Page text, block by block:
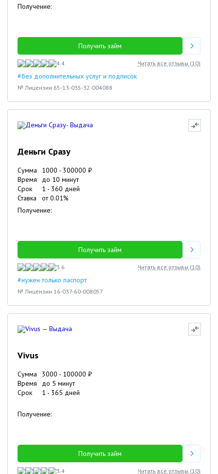
Получение:
Получить займ
4.4 Читать все отзывы (10)
#без дополнительных услуг и подписок
№ Лицензии 65-13-035-32-004088
Деньги Сразу
Сумма 1000 - 300000 ₽
Время
до 10 минут
Срок
1 - 360 дней
Ставка
от0.01%
Получение:
Получить займ
3.6 Читать все отзывы (10)
#нужен только паспорт
№ Лицензии 16-037-60-008057
Vivus
Сумма 3000 - 100000 ₽
Время
до 5 минут
Срок
1 - 365 дней
Получение:
Получить займ
3.4 Читать все отзывы (10)